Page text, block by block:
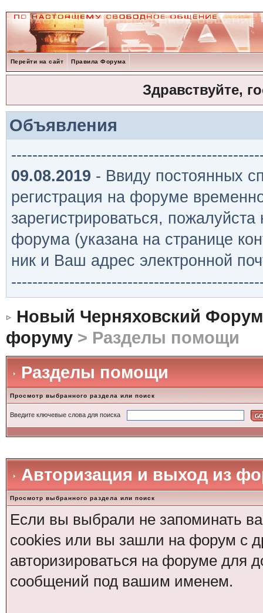
Перейти на сайт Правила Форума
Здравствуйте,
Объявления
09.08.2019 - Ввиду постоянных
регистрация на форуме
зарегистрироваться,
форума (указана на странице
ник и Ваш адрес электронной
Новый Черняховский Форум
форуму> Разделы помощи
Разделы помощи
Просмотр выбранного раздела или поиск
Введите ключевые слова для поиска
Авторизация и выход из
Просмотр выбранного раздела или поиск
Если вы выбрали не запоминать
cookies или вы зашли на форум с
авторизироваться на форуме для
сообщений под вашим именем.